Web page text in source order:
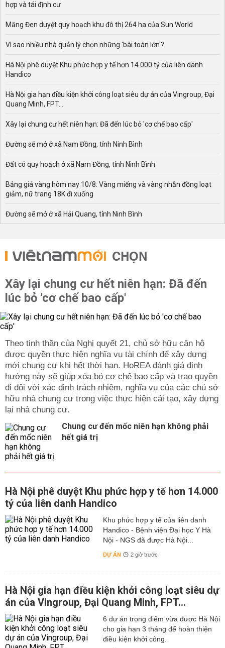
hợp và tái định cư
Măng Đen duyệt quy hoạch khu đô thị 264 ha của Sun World
Vì sao nhiều nhà quản lý chọn những 'bài toán lớn'?
Hà Nội phê duyệt Khu phức hợp y tế hơn 14.000 tỷ của liên danh
Handico
Hà Nội gia hạn điều kiện khởi công loạt siêu dự án của Vingroup, Đại
Quang Minh, FPT...
Xây lại chung cư hết niên hạn: Đã đến lúc bỏ 'cơ chế bao cấp'
Đường sẽ mở ở xã Nam Đồng, tỉnh Ninh Bình
Đất có quy hoạch ở xã Nam Đồng, tỉnh Ninh Bình
Bảng giá vàng hôm nay 10/8: Vàng miếng và vàng nhẫn đồng loạt
giảm, nữ trang 18K đi xuống
Đường sẽ mở ở xã Hải Quang, tỉnh Ninh Bình
CHỌN
Xây lại chung cư hết niên hạn: Đã đến
lúc bỏ 'cơ chế bao cấp'
Theo tinh thần của Nghị quyết 21, chủ sở hữu căn hộ
được quyền thực hiện nghĩa vụ tài chính để xây dựng
mới chung cư khi hết thời hạn. HoREA đánh giá định
hướng này sẽ giúp xóa bỏ cơ chế bao cấp và trao quyền
đi đôi với xác định trách nhiệm, nghĩa vụ của các chủ sở
hữu nhà chung cư trong việc thực hiện cải tạo, xây dựng
lại nhà chung cư.
Chung cư đến mốc niên hạn không phải
hết giá trị
Hà Nội phê duyệt Khu phức hợp y tế hơn 14.000
tỷ của liên danh Handico
Khu phức hợp y tế của liên danh
Handico - Bệnh viện Đại học Y Hà
Nội - NGS đã được Hà Nội...
DỰ ÁN 2 giờ trước
Hà Nội gia hạn điều kiện khởi công loạt siêu dự
án của Vingroup, Đại Quang Minh, FPT...
6 dự án trọng điểm vừa được Hà Nội
cho gia hạn 3 tháng để hoàn thiện
điều kiện khởi công.